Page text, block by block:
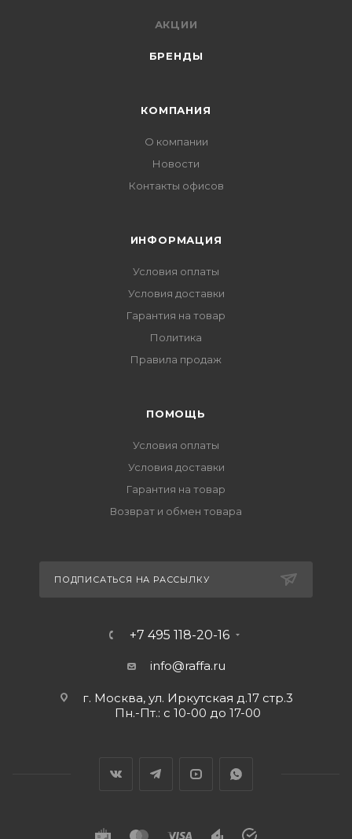
АКЦИИ
БРЕНДЫ
КОМПАНИЯ
О компании
Новости
Контакты офисов
ИНФОРМАЦИЯ
Условия оплаты
Условия доставки
Гарантия на товар
Политика
Правила продаж
ПОМОЩЬ
Условия оплаты
Условия доставки
Гарантия на товар
Возврат и обмен товара
ПОДПИСАТЬСЯ НА РАССЫЛКУ
+7 495 118-20-16
info@raffa.ru
г. Москва, ул. Иркутская д.17 стр.3
Пн.-Пт.: с 10-00 до 17-00